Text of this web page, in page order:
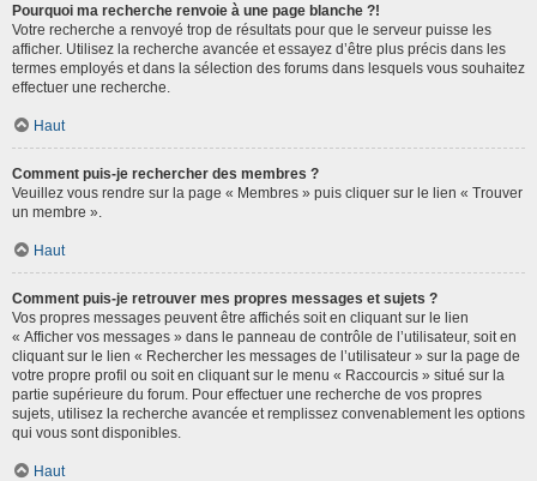
Pourquoi ma recherche renvoie à une page blanche ?!
Votre recherche a renvoyé trop de résultats pour que le serveur puisse les
afficher. Utilisez la recherche avancée et essayez d’être plus précis dans les
termes employés et dans la sélection des forums dans lesquels vous souhaitez
effectuer une recherche.
Haut
Comment puis-je rechercher des membres ?
Veuillez vous rendre sur la page « Membres » puis cliquer sur le lien « Trouver
un membre ».
Haut
Comment puis-je retrouver mes propres messages et sujets ?
Vos propres messages peuvent être affichés soit en cliquant sur le lien
« Afficher vos messages » dans le panneau de contrôle de l’utilisateur, soit en
cliquant sur le lien « Rechercher les messages de l’utilisateur » sur la page de
votre propre profil ou soit en cliquant sur le menu « Raccourcis » situé sur la
partie supérieure du forum. Pour effectuer une recherche de vos propres
sujets, utilisez la recherche avancée et remplissez convenablement les options
qui vous sont disponibles.
Haut